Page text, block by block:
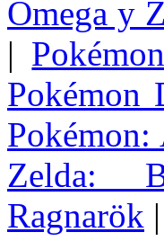
Omega y
|
Pokémon
Pokémon:
Zelda:
Ragnarök |